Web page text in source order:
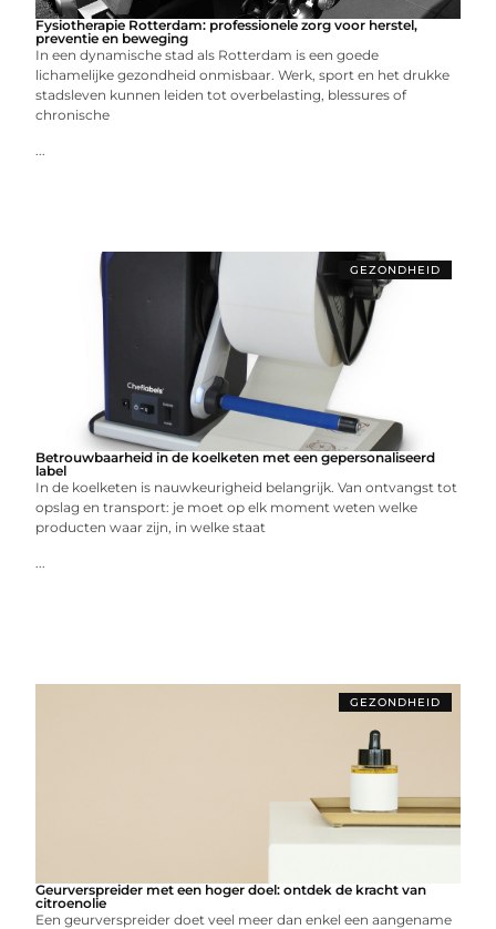
Fysiotherapie Rotterdam: professionele zorg voor herstel,
preventie en beweging
In een dynamische stad als Rotterdam is een goede
lichamelijke gezondheid onmisbaar. Werk, sport en het drukke
stadsleven kunnen leiden tot overbelasting, blessures of
chronische
...
GEZONDHEID
Betrouwbaarheid in de koelketen met een gepersonaliseerd
label
In de koelketen is nauwkeurigheid belangrijk. Van ontvangst tot
opslag en transport: je moet op elk moment weten welke
producten waar zijn, in welke staat
...
GEZONDHEID
Geurverspreider met een hoger doel: ontdek de kracht van
citroenolie
Een geurverspreider doet veel meer dan enkel een aangename